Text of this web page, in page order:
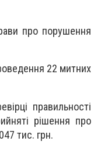
про порушення
22 митних
правильності
рішення про
тис. грн.